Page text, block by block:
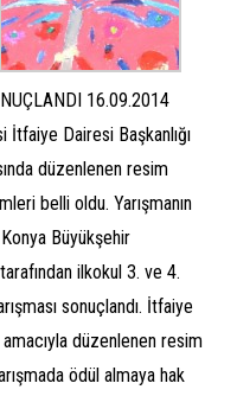
16.09.2014
Dairesi Başkanlığı
düzenlenen resim
belli oldu. Yarışmanın
Büyükşehir
ilkokul 3. ve 4.
sonuçlandı. İtfaiye
düzenlenen resim
ödül almaya hak